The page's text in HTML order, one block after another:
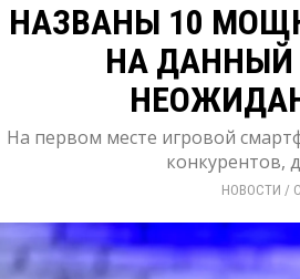
НАЗВАНЫ 10
НА ДАННЫЙ
На первом месте игровой
конкурентов,
НОВОСТИ /